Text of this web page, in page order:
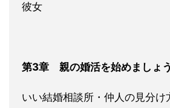
彼女
第3章 親の婚活を始めましょ
いい結婚相談所・仲人の見分け